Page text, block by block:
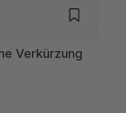
Verkürzung